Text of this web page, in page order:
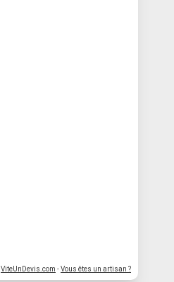
ViteUnDevis.com -Vous êtes un artisan ?